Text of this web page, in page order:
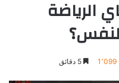
الرياضة
1٬099